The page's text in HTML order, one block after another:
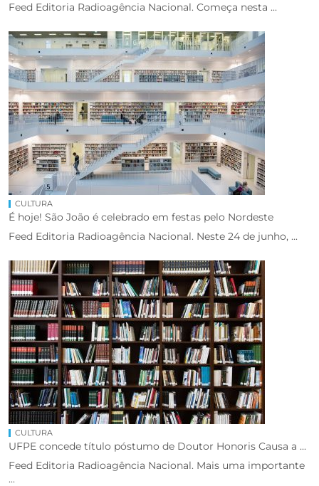
Feed Editoria Radioagência Nacional. Começa nesta ...
CULTURA
É hoje! São João é celebrado em festas pelo Nordeste
Feed Editoria Radioagência Nacional. Neste 24 de junho, ...
CULTURA
UFPE concede título póstumo de Doutor Honoris Causa a ...
Feed Editoria Radioagência Nacional. Mais uma importante
...